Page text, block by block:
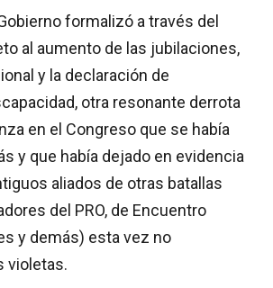
formalizó a través del
al aumento de las jubilaciones,
y la declaración de
otra resonante derrota
en el Congreso que se había
y que había dejado en evidencia
aliados de otras batallas
del PRO, de Encuentro
y demás) esta vez no
violetas.